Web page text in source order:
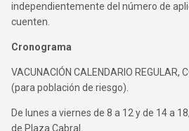
independientemente del número de
cuenten.
Cronograma
VACUNACIÓN CALENDARIO REGULAR,
(para población de riesgo).
De lunes a viernes de 8 a 12 y de 14 a
de Plaza Cabral.